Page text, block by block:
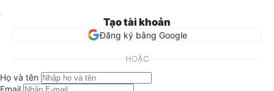
Tạo tài khoản
Đăng ký bằng Google
HOẶC
Họ và tên
Email